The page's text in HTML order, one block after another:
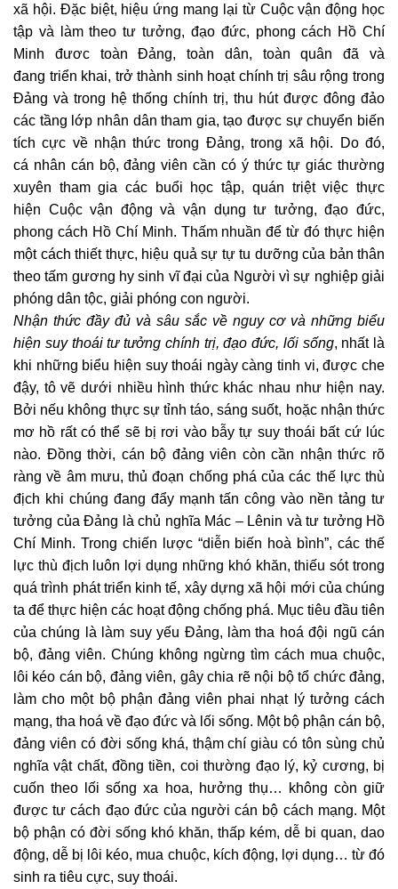
xã hội. Đặc biệt, hiệu ứng mang lại từ Cuộc vận động học
tập và làm theo tư tưởng, đạo đức, phong cách Hồ Chí
Minh đươc toàn Đảng, toàn dân, toàn quân đã và
đang triển khai, trở thành sinh hoạt chính trị sâu rộng trong
Đảng và trong hệ thống chính trị, thu hút được đông đảo
các tầng lớp nhân dân tham gia, tạo được sự chuyển biến
tích cực về nhận thức trong Đảng, trong xã hội. Do đó,
cá nhân cán bộ, đảng viên cần có ý thức tự giác thường
xuyên tham gia các buổi học tập, quán triệt việc thực
hiện Cuộc vận động và vận dụng tư tưởng, đạo đức,
phong cách Hồ Chí Minh. Thấm nhuần để từ đó thực hiện
một cách thiết thực, hiệu quả sự tự tu dưỡng của bản thân
theo tấm gương hy sinh vĩ đại của Người vì sự nghiệp giải
phóng dân tộc, giải phóng con người.
Nhận thức đầy đủ và sâu sắc về nguy cơ và những biểu
hiện suy thoái tư tưởng chính trị, đạo đức, lối sống, nhất là
khi những biểu hiện suy thoái ngày càng tinh vi, được che
đậy, tô vẽ dưới nhiều hình thức khác nhau như hiện nay.
Bởi nếu không thực sự tỉnh táo, sáng suốt, hoặc nhận thức
mơ hồ rất có thể sẽ bị rơi vào bẫy tự suy thoái bất cứ lúc
nào. Đồng thời, cán bộ đảng viên còn cần nhận thức rõ
ràng về âm mưu, thủ đoạn chống phá của các thế lực thù
địch khi chúng đang đẩy mạnh tấn công vào nền tảng tư
tưởng của Đảng là chủ nghĩa Mác – Lênin và tư tưởng Hồ
Chí Minh. Trong chiến lược “diễn biến hoà bình”, các thế
lực thù địch luôn lợi dụng những khó khăn, thiếu sót trong
quá trình phát triển kinh tế, xây dựng xã hội mới của chúng
ta để thực hiện các hoạt động chống phá. Mục tiêu đầu tiên
của chúng là làm suy yếu Đảng, làm tha hoá đội ngũ cán
bộ, đảng viên. Chúng không ngừng tìm cách mua chuộc,
lôi kéo cán bộ, đảng viên, gây chia rẽ nội bộ tổ chức đảng,
làm cho một bộ phận đảng viên phai nhạt lý tưởng cách
mạng, tha hoá về đạo đức và lối sống. Một bộ phận cán bộ,
đảng viên có đời sống khá, thậm chí giàu có tôn sùng chủ
nghĩa vật chất, đồng tiền, coi thường đạo lý, kỷ cương, bị
cuốn theo lối sống xa hoa, hưởng thụ… không còn giữ
được tư cách đạo đức của người cán bộ cách mạng. Một
bộ phận có đời sống khó khăn, thấp kém, dễ bi quan, dao
động, dễ bị lôi kéo, mua chuộc, kích động, lợi dụng… từ đó
sinh ra tiêu cực, suy thoái.